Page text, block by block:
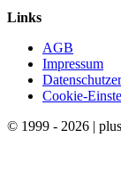
Links
AGB
Impressum
Cookie-
© 1999 - 2026 |